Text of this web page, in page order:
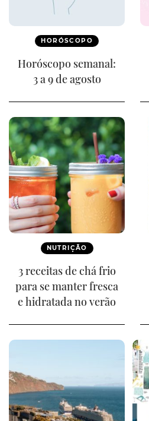
HORÓSCOPO
Horóscopo semanal:
3 a 9 de agosto
NUTRIÇÃO
3 receitas de chá frio
para se manter fresca
e hidratada no verão